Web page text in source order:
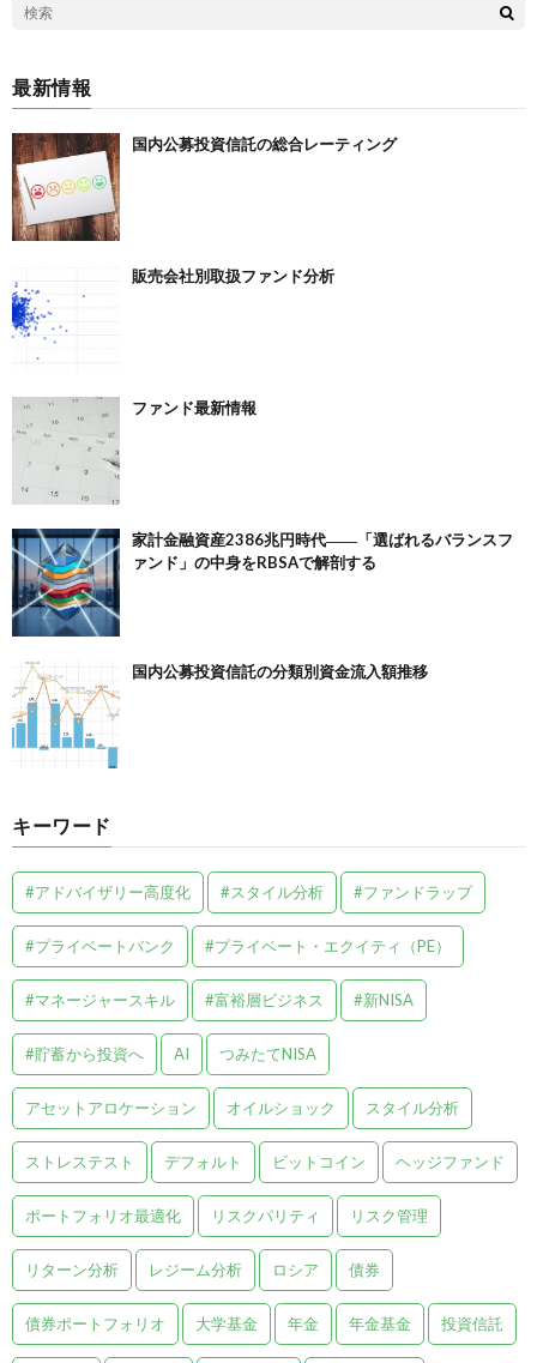
最新情報
国内公募投資信託の総合レーティング
販売会社別取扱ファンド分析
ファンド最新情報
家計金融資産2386兆円時代――「選ばれるバランスフ
ァンド」の中身をRBSAで解剖する
国内公募投資信託の分類別資金流入額推移
キーワード
#アドバイザリー高度化 #スタイル分析 #ファンドラップ
#プライベートバンク #プライベート・エクイティ（PE）
#マネージャースキル #富裕層ビジネス #新NISA
#貯蓄から投資へ AI つみたてNISA
アセットアロケーション オイルショック スタイル分析
ストレステスト デフォルト ビットコイン ヘッジファンド
ポートフォリオ最適化 リスクパリティ リスク管理
リターン分析 レジーム分析 ロシア 債券
債券ポートフォリオ 大学基金 年金 年金基金 投資信託